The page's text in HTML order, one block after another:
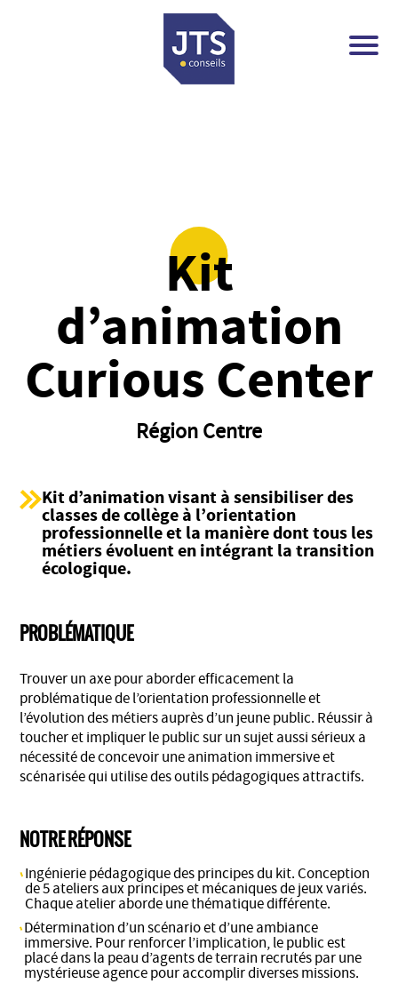
Kit
d’animation
Curious Center
Région Centre
Kit d’animation visant à sensibiliser des
classes de collège à l’orientation
professionnelle et la manière dont tous les
métiers évoluent en intégrant la transition
écologique.
PROBLÉMATIQUE
Trouver un axe pour aborder efficacement la
problématique de l’orientation professionnelle et
l’évolution des métiers auprès d’un jeune public. Réussir à
toucher et impliquer le public sur un sujet aussi sérieux a
nécessité de concevoir une animation immersive et
scénarisée qui utilise des outils pédagogiques attractifs.
NOTRE RÉPONSE
Ingénierie pédagogique des principes du kit. Conception
de 5 ateliers aux principes et mécaniques de jeux variés.
Chaque atelier aborde une thématique différente.
Détermination d’un scénario et d’une ambiance
immersive. Pour renforcer l’implication, le public est
placé dans la peau d’agents de terrain recrutés par une
mystérieuse agence pour accomplir diverses missions.